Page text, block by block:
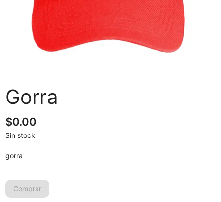
Gorra
$0.00
Sin stock
gorra